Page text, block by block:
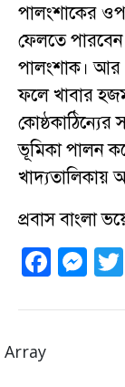
পালংশাকের
ফেলতে
পালংশাক। আর
ফলে খাবার
ভূমিকা পালন
খাদ্যতালিকায়
প্রবাস বাংলা
F
c
M
ss
Array